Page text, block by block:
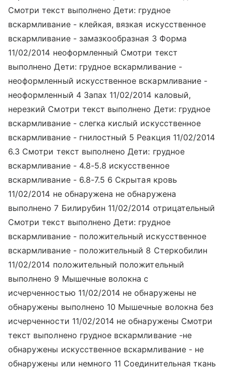
Смотри текст выполнено Дети: грудное
вскармливание - клейкая, вязкая искусственное
вскармливание - замазкообразная 3 Форма
11/02/2014 неоформленный Смотри текст
выполнено Дети: грудное вскармливание -
неоформленный искусственное вскармливание -
неоформленный 4 Запах 11/02/2014 каловый,
нерезкий Смотри текст выполнено Дети: грудное
вскармливание - слегка кислый искусственное
вскармливание - гнилостный 5 Реакция 11/02/2014
6.3 Смотри текст выполнено Дети: грудное
вскармливание - 4.8-5.8 искусственное
вскармливание - 6.8-7.5 6 Скрытая кровь
11/02/2014 не обнаружена не обнаружена
выполнено 7 Билирубин 11/02/2014 отрицательный
Смотри текст выполнено Дети: грудное
вскармливание - положительный искусственное
вскармливание - положительный 8 Стеркобилин
11/02/2014 положительный положительный
выполнено 9 Мышечные волокна с
исчерченностью 11/02/2014 не обнаружены не
обнаружены выполнено 10 Мышечные волокна без
исчерченности 11/02/2014 не обнаружены Смотри
текст выполнено грудное вскармливание -не
обнаружены искусственное вскармливание - не
обнаружены или немного 11 Соединительная ткань